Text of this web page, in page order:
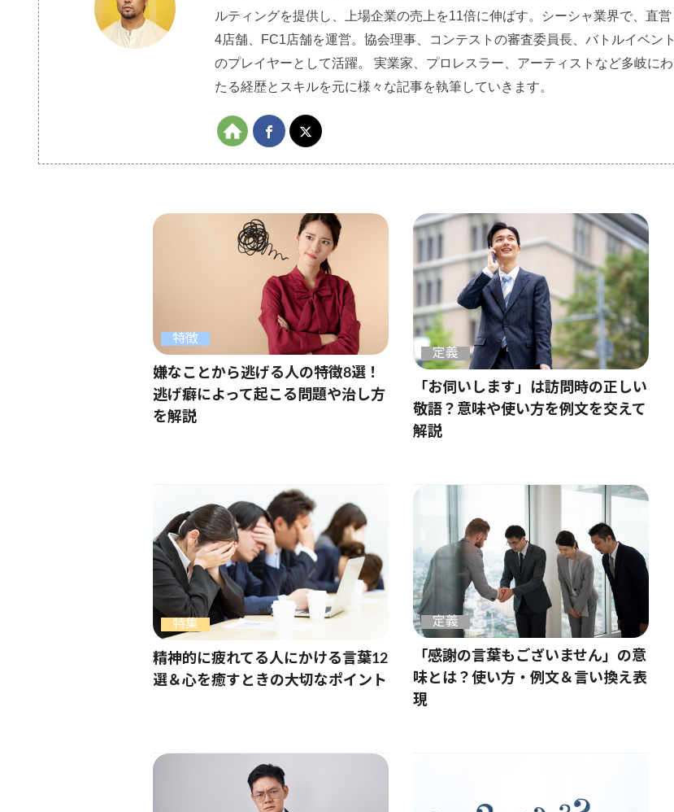
ルティングを提供し、上場企業の売上を11倍に伸ばす。シーシャ業界で、直営
4店舗、FC1店舗を運営。協会理事、コンテストの審査委員長、バトルイベント
のプレイヤーとして活躍。 実業家、プロレスラー、アーティストなど多岐にわ
たる経歴とスキルを元に様々な記事を執筆していきます。
特徴
嫌なことから逃げる人の特徴8選！
逃げ癖によって起こる問題や治し方
を解説
定義
「お伺いします」は訪問時の正しい
敬語？意味や使い方を例文を交えて
解説
特集
精神的に疲れてる人にかける言葉12
選＆心を癒すときの大切なポイント
定義
「感謝の言葉もございません」の意
味とは？使い方・例文＆言い換え表
現